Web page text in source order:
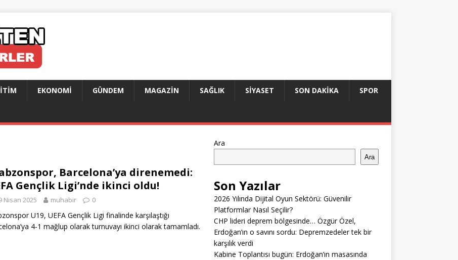
EKONOMI GÜNDEM MAGAZIN SAĞLIK SIYASET SON DAKIKA SPOR
Barcelona’ya direnemedi:
Gençlik Ligi’nde ikinci oldu!
Nisan 2025 muhabir 0
U19, UEFA Gençlik Ligi finalinde karşılaştığı
4-1 mağlup olarak turnuvayı ikinci olarak tamamladı.
Ara
Ara
Son Yazılar
2026 Yılında Dijital Oyun Sektörü: Güvenilir
Platformlar Nasıl Seçilir?
CHP lideri deprem bölgesinde… Özgür Özel,
Erdoğan’ın o savını sordu: Depremzedeler tek bir
karşılık verdi
Kabine Toplantısı bugün: Erdoğan’ın masasında